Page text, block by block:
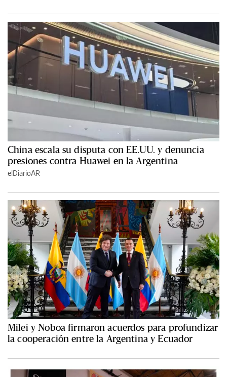
China escala su disputa con EE.UU. y denuncia
presiones contra Huawei en la Argentina
elDiarioAR
Milei y Noboa firmaron acuerdos para profundizar
la cooperación entre la Argentina y Ecuador